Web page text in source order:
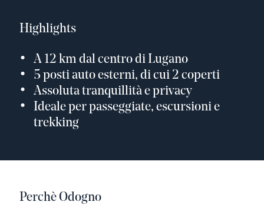
Highlights
A 12 km dal centro di Lugano
5 posti auto esterni, di cui 2 coperti
Assoluta tranquillità e privacy
Ideale per passeggiate, escursioni e
trekking
Perchè Odogno